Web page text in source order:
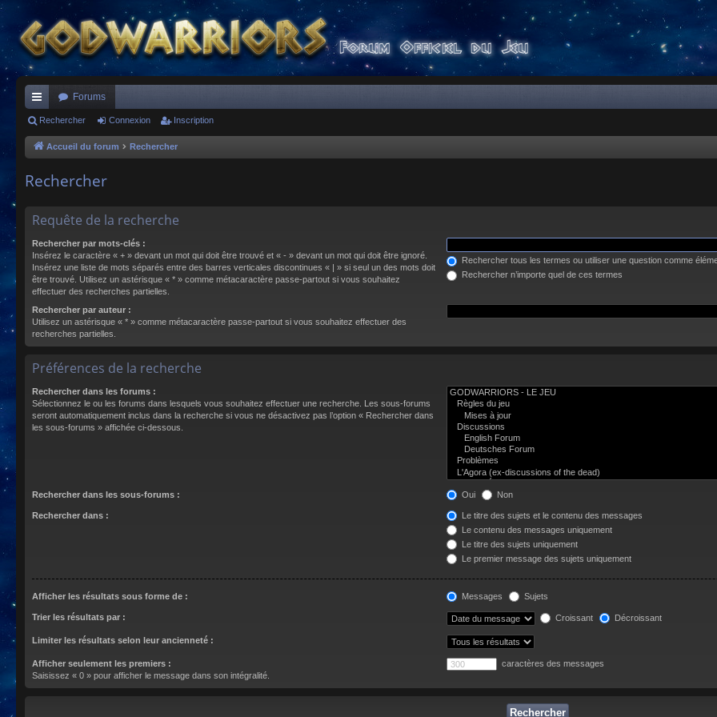
ac
co
s
Forums
Rechercher Connexion Inscription
Accueil du forum Rechercher
Rechercher
Requête de la recherche
Rechercher par mots-clés :
Insérez le caractère « + » devant un mot qui doit être trouvé et « - » devant un mot qui doit être ignoré.
Insérez une liste de mots séparés entre des barres verticales discontinues « | » si seul un des mots doit
être trouvé. Utilisez un astérisque « * » comme métacaractère passe-partout si vous souhaitez
effectuer des recherches partielles.
Rechercher tous les termes ou utiliser une question comme
Rechercher n’importe quel de ces termes
Rechercher par auteur :
Utilisez un astérisque « * » comme métacaractère passe-partout si vous souhaitez effectuer des
recherches partielles.
Préférences de la recherche
Rechercher dans les forums :
Sélectionnez le ou les forums dans lesquels vous souhaitez effectuer une recherche. Les sous-forums
seront automatiquement inclus dans la recherche si vous ne désactivez pas l’option « Rechercher dans
les sous-forums » affichée ci-dessous.
Rechercher dans les sous-forums : Oui Non
Rechercher dans :
Le titre des sujets et le contenu des messages
Le contenu des messages uniquement
Le titre des sujets uniquement
Le premier message des sujets uniquement
Afficher les résultats sous forme de : Messages Sujets
Trier les résultats par : Croissant Décroissant
Limiter les résultats selon leur ancienneté :
Afficher seulement les premiers :
Saisissez « 0 » pour afficher le message dans son intégralité.
caractères des messages